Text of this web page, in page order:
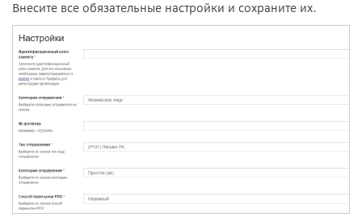
Внесите все обязательные настройки и сохраните их.